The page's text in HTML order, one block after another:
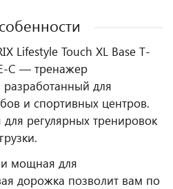
Lifestyle Touch XL Base T-
C — тренажер
разработанный для
и спортивных центров.
регулярных тренировок
мощная для
дорожка позволит вам по